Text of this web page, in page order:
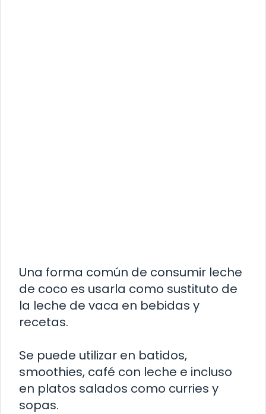
Una forma común de consumir leche
de coco es usarla como sustituto de
la leche de vaca en bebidas y
recetas.
Se puede utilizar en batidos,
smoothies, café con leche e incluso
en platos salados como curries y
sopas.